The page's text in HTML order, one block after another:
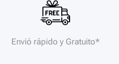
Envió rápido y Gratuito*